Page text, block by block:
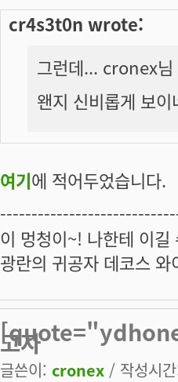
cr4s3t0n wrote:
그런데... cronex님
왠지 신비롭게 보
여기에 적어두었습니다.
이 멍청이~! 나한테 이
광란의 귀공자 데코스
고자
글쓴이: cronex / 작성시